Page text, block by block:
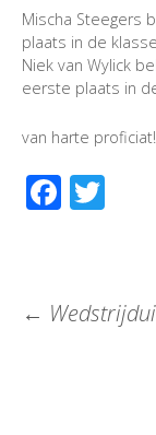
Mischa Steegers
plaats in de
Niek van Wylick
eerste plaats in
van harte proficiat!
←